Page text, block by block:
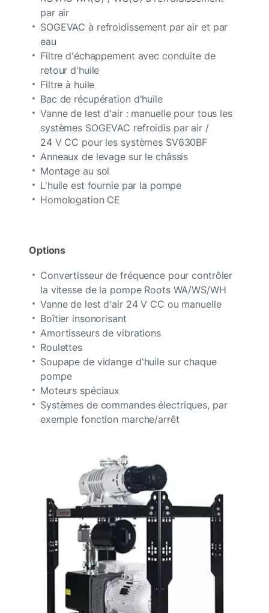
par air
SOGEVAC à refroidissement par air et par
eau
Filtre d'échappement avec conduite de
retour d'huile
Filtre à huile
Bac de récupération d'huile
Vanne de lest d'air : manuelle pour tous les
systèmes SOGEVAC refroidis par air /
24 V CC pour les systèmes SV630BF
Anneaux de levage sur le châssis
Montage au sol
L'huile est fournie par la pompe
Homologation CE
Options
Convertisseur de fréquence pour contrôler
la vitesse de la pompe Roots WA/WS/WH
Vanne de lest d'air 24 V CC ou manuelle
Boîtier insonorisant
Amortisseurs de vibrations
Roulettes
Soupape de vidange d'huile sur chaque
pompe
Moteurs spéciaux
Systèmes de commandes électriques, par
exemple fonction marche/arrêt